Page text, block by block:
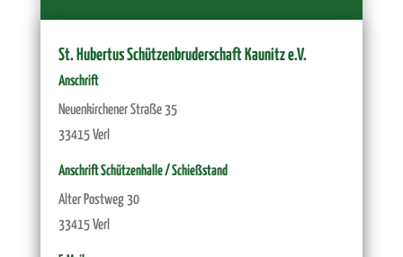
St. Hubertus Schützenbruderschaft Kaunitz e.V.
Anschrift
Neuenkirchener Straße 35
33415 Verl
Anschrift Schützenhalle / Schießstand
Alter Postweg 30
33415 Verl